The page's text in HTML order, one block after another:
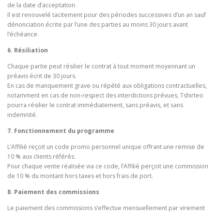
de la date d’acceptation.
Il est renouvelé tacitement pour des périodes successives d’un an sauf
dénonciation écrite par l’une des parties au moins 30 jours avant
l’échéance.
6. Résiliation
Chaque partie peut résilier le contrat à tout moment moyennant un
préavis écrit de 30 jours.
En cas de manquement grave ou répété aux obligations contractuelles,
notamment en cas de non-respect des interdictions prévues, Tshirteo
pourra résilier le contrat immédiatement, sans préavis, et sans
indemnité.
7. Fonctionnement du programme
L’Affilié reçoit un code promo personnel unique offrant une remise de
10 % aux clients référés.
Pour chaque vente réalisée via ce code, l’Affilié perçoit une commission
de 10 % du montant hors taxes et hors frais de port.
8. Paiement des commissions
Le paiement des commissions s’effectue mensuellement par virement